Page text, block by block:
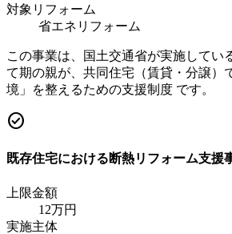
対象リフォーム
省エネリフォーム
この事業は、国土交通省が実施してい
て期の親が、共同住宅（賃貸・分譲）
境」を整えるための支援制度 です。
check_circle
既存住宅における断熱リフォーム支援
上限金額
12万円
実施主体